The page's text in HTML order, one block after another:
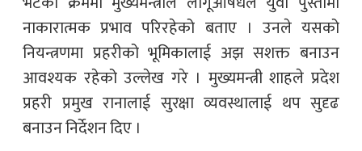
नाकारात्मक प्रभाव परिरहेको बताए । उनले यसको
नियन्त्रणमा प्रहरीको भूमिकालाई अझ सशक्त बनाउन
आवश्यक रहेको उल्लेख गरे । मुख्यमन्त्री शाहले प्रदेश
प्रहरी प्रमुख रानालाई सुरक्षा व्यवस्थालाई थप सुदृढ
बनाउन निर्देशन दिए ।